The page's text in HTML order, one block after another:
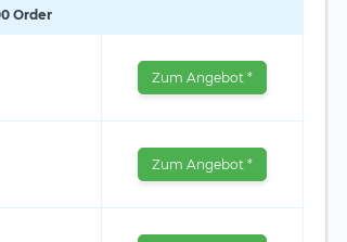
Order
Zum Angebot *
Zum Angebot *